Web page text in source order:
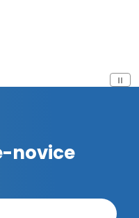
novice